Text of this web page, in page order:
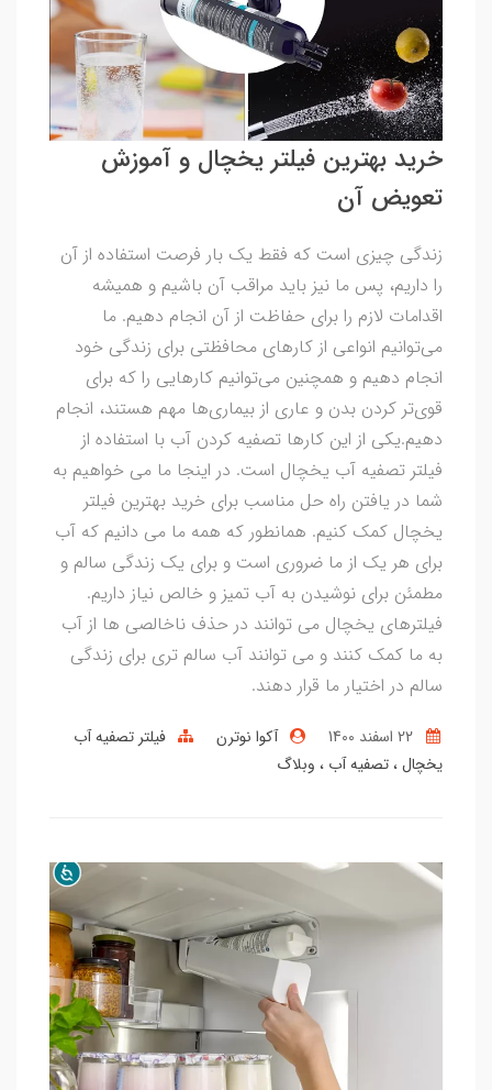
خرید بهترین فیلتر یخچال و آموزش
تعویض آن
زندگی چیزی است که فقط یک بار فرصت استفاده از آن
را داریم، پس ما نیز باید مراقب آن باشیم و همیشه
اقدامات لازم را برای حفاظت از آن انجام دهیم. ما
می‌توانیم انواعی از کارهای محافظتی برای زندگی خود
انجام دهیم و همچنین می‌توانیم کارهایی را که برای
قوی‌تر کردن بدن و عاری از بیماری‌ها مهم هستند، انجام
دهیم.یکی از این کارها تصفیه کردن آب با استفاده از
فیلتر تصفیه آب یخچال است. در اینجا ما می خواهیم به
شما در یافتن راه حل مناسب برای خرید بهترین فیلتر
یخچال کمک کنیم. همانطور که همه ما می دانیم که آب
برای هر یک از ما ضروری است و برای یک زندگی سالم و
مطمئن برای نوشیدن به آب تمیز و خالص نیاز داریم.
فیلترهای یخچال می توانند در حذف ناخالصی ها از آب
به ما کمک کنند و می توانند آب سالم تری برای زندگی
سالم در اختیار ما قرار دهند.
آکوا نوترن
فیلتر تصفیه آب
یخچال تصفیه آب وبلاگ